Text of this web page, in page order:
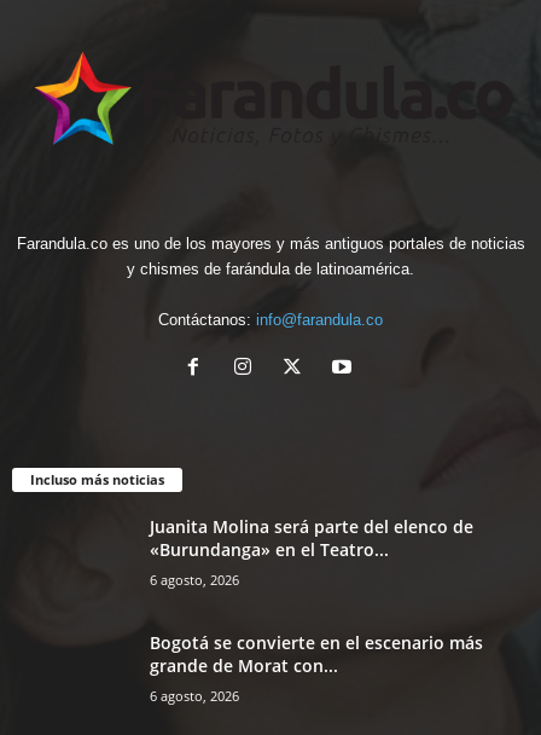
Farandula.co es uno de los mayores y más antiguos portales de noticias
y chismes de farándula de latinoamérica.
Contáctanos: info@farandula.co
Incluso más noticias
Juanita Molina será parte del elenco de
«Burundanga» en el Teatro...
6 agosto, 2026
Bogotá se convierte en el escenario más
grande de Morat con...
6 agosto, 2026